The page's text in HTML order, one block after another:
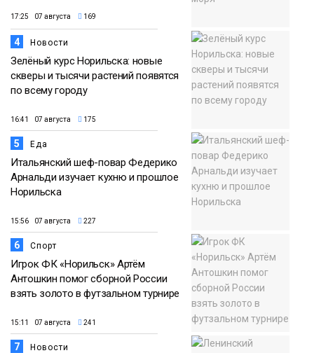
17:25 07 августа 169
4 Новости
Зелёный курс Норильска: новые
скверы и тысячи растений появятся
по всему городу
16:41 07 августа 175
5 Еда
Итальянский шеф-повар Федерико
Арнальди изучает кухню и прошлое
Норильска
15:56 07 августа 227
6 Спорт
Игрок ФК «Норильск» Артём
Антошкин помог сборной России
взять золото в футзальном турнире
15:11 07 августа 241
7 Новости